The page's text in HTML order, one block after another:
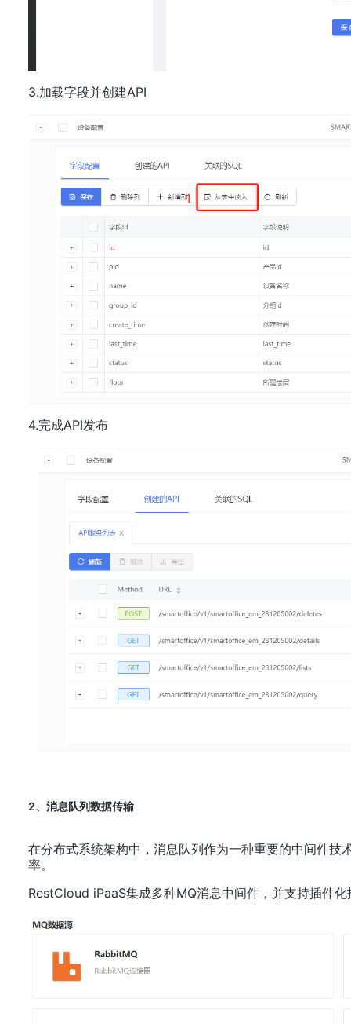
3.加载字段并创建API
4.完成API发布
2、消息队列数据传输
在分布式系统架构中，消息队列作为一种重要的中间件
率。
RestCloud iPaaS集成多种MQ消息中间件，并支持插件